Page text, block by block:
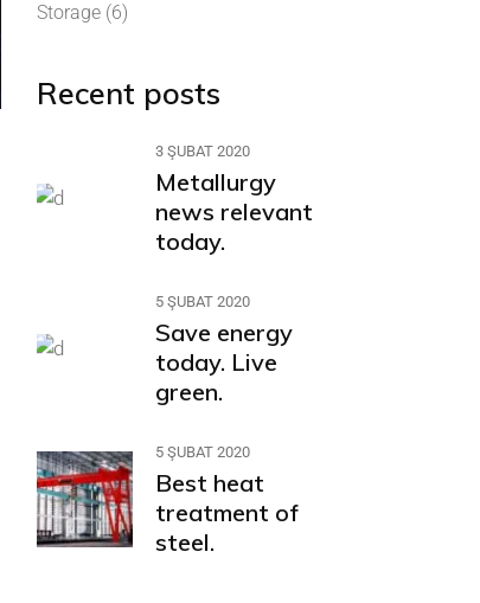
Storage(6)
Recent posts
3 ŞUBAT 2020
Metallurgy
news relevant
today.
5 ŞUBAT 2020
Save energy
today. Live
green.
5 ŞUBAT 2020
Best heat
treatment of
steel.